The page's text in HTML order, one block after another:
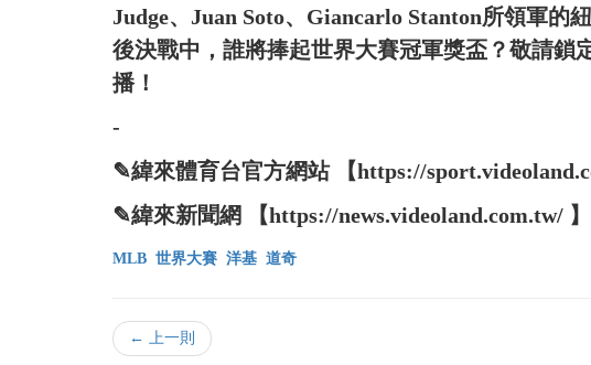
Judge、Juan Soto、Giancarlo Stanton所領軍的
後決戰中，誰將捧起世界大賽冠軍獎盃？敬請鎖
播！
-
✎緯來體育台官方網站 【https://
✎緯來新聞網 【https://news.videoland.com.tw/ 】
MLB 世界大賽 洋基 道奇
← 上一則